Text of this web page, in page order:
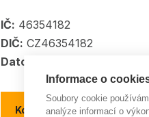
IČ: 46354182
DIČ: CZ46354182
Datové schránka:
Kontakty a kontaktní místa
Informace o
Soubory cookie
analýze informací o